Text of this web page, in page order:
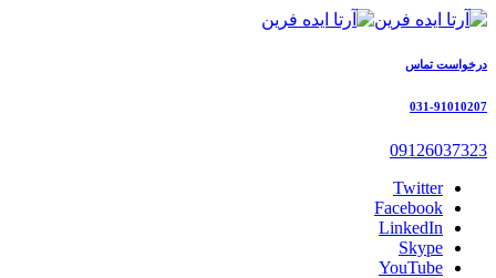
درخواست تماس
031-91010207
09126037323
Twitter
Facebook
LinkedIn
Skype
YouTube